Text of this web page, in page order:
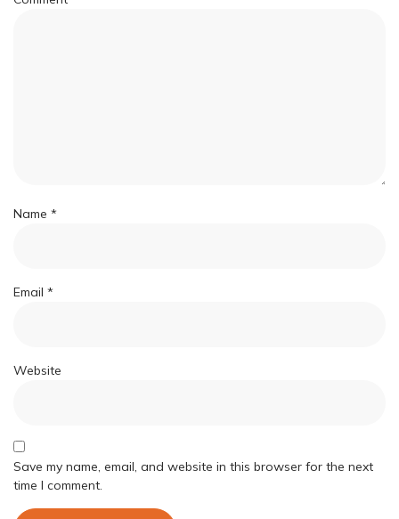
Name *
Email *
Website
Save my name, email, and website in this browser for the next
time I comment.